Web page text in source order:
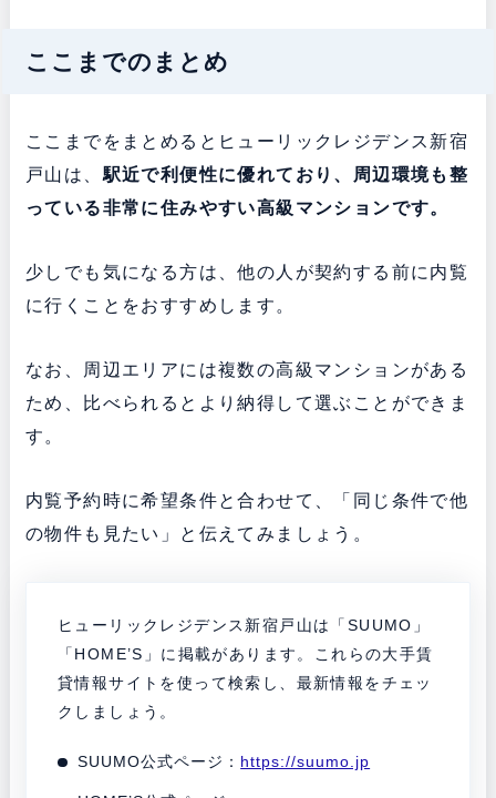
ここまでのまとめ
ここまでをまとめるとヒューリックレジデンス新宿
戸山は、駅近で利便性に優れており、周辺環境も整
っている非常に住みやすい高級マンションです。
少しでも気になる方は、他の人が契約する前に内覧
に行くことをおすすめします。
なお、周辺エリアには複数の高級マンションがある
ため、比べられるとより納得して選ぶことができま
す。
内覧予約時に希望条件と合わせて、「同じ条件で他
の物件も見たい」と伝えてみましょう。
ヒューリックレジデンス新宿戸山は「SUUMO」
「HOME’S」に掲載があります。これらの大手賃
貸情報サイトを使って検索し、最新情報をチェッ
クしましょう。
SUUMO公式ページ： https://suumo.jp